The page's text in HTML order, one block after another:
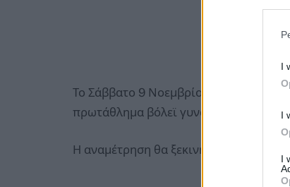
I
I
I
Το Σάββατο 9 Νοεμβρίου του
πρωτάθλημα βόλεϊ γυναικών.
Η αναμέτρηση θα ξεκινήσει στις 6 το